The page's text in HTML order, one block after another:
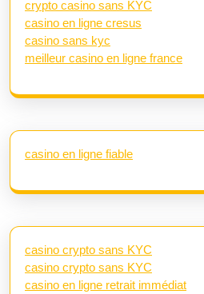
crypto casino sans KYC
casino en ligne cresus
casino sans kyc
meilleur casino en ligne france
casino en ligne fiable
casino crypto sans KYC
casino crypto sans KYC
casino en ligne retrait immédiat